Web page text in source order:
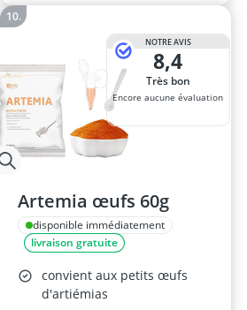
NOTRE AVIS
8,4
Très bon
Encore aucune évaluation
Artemia œufs 60g
disponible immédiatement
livraison gratuite
convient aux petits œufs
d'artiémias